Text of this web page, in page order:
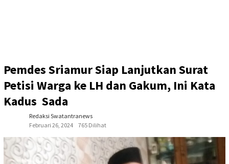
Pemdes Sriamur Siap Lanjutkan Surat
Petisi Warga ke LH dan Gakum, Ini Kata
Kadus Sada
Redaksi Swatantranews
Februari 26, 2024
765 Dilihat